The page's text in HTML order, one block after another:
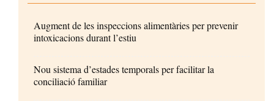
Augment de les inspeccions alimentàries per prevenir
intoxicacions durant l’estiu
Nou sistema d’estades temporals per facilitar la
conciliació familiar